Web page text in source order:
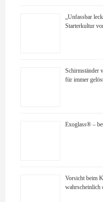
„Unfassbar
Starterkultur
Schirmständer
für immer
Exoglass® –
Vorsicht beim
wahrscheinlich